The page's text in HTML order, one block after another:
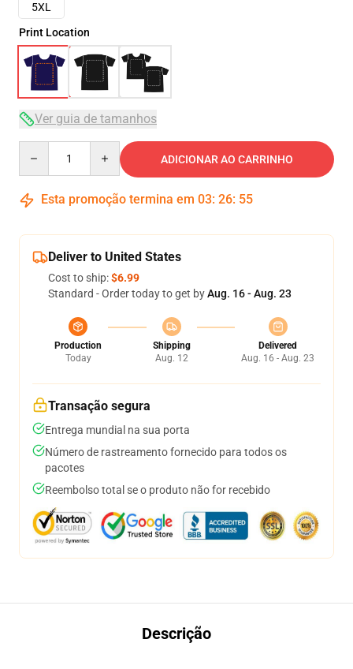
5XL
Print Location
Ver guia de tamanhos
ADICIONAR AO CARRINHO
Esta promoção termina em 03: 26: 54
Deliver to United States
Cost to ship:$6.99
Standard - Order today to get byAug. 16 - Aug. 23
Production
Today
Shipping
Aug. 12
Delivered
Aug. 16 - Aug. 23
Transação segura
Entrega mundial na sua porta
Número de rastreamento fornecido para todos os
pacotes
Reembolso total se o produto não for recebido
Descrição